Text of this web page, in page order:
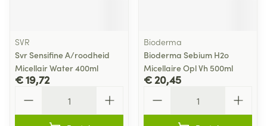
SVR
Svr Sensifine A/roodheid
Micellair Water 400ml
€ 19,72
Bioderma
Bioderma Sebium H2o
Micellaire Opl Vh 500ml
€ 20,45